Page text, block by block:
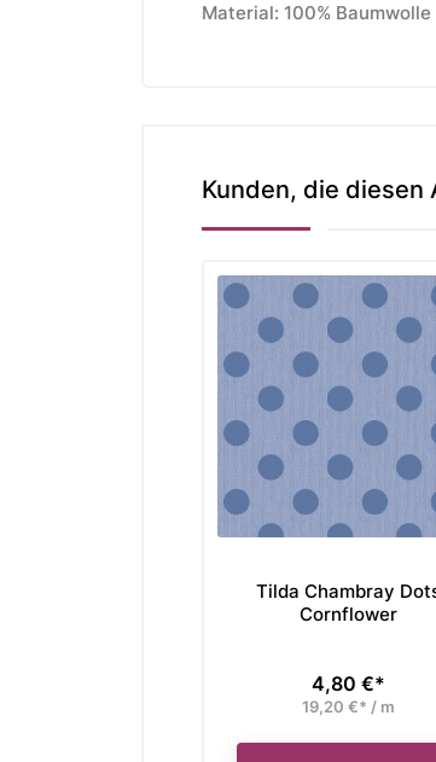
Material: 100% Baumwolle
Kunden, die diesen
Tilda Chambray
Cornflower
Preis
4,80 €*
19,20 €* / m